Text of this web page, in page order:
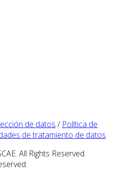
de datos / Política de
de tratamiento de datos
All Rights Reserved.